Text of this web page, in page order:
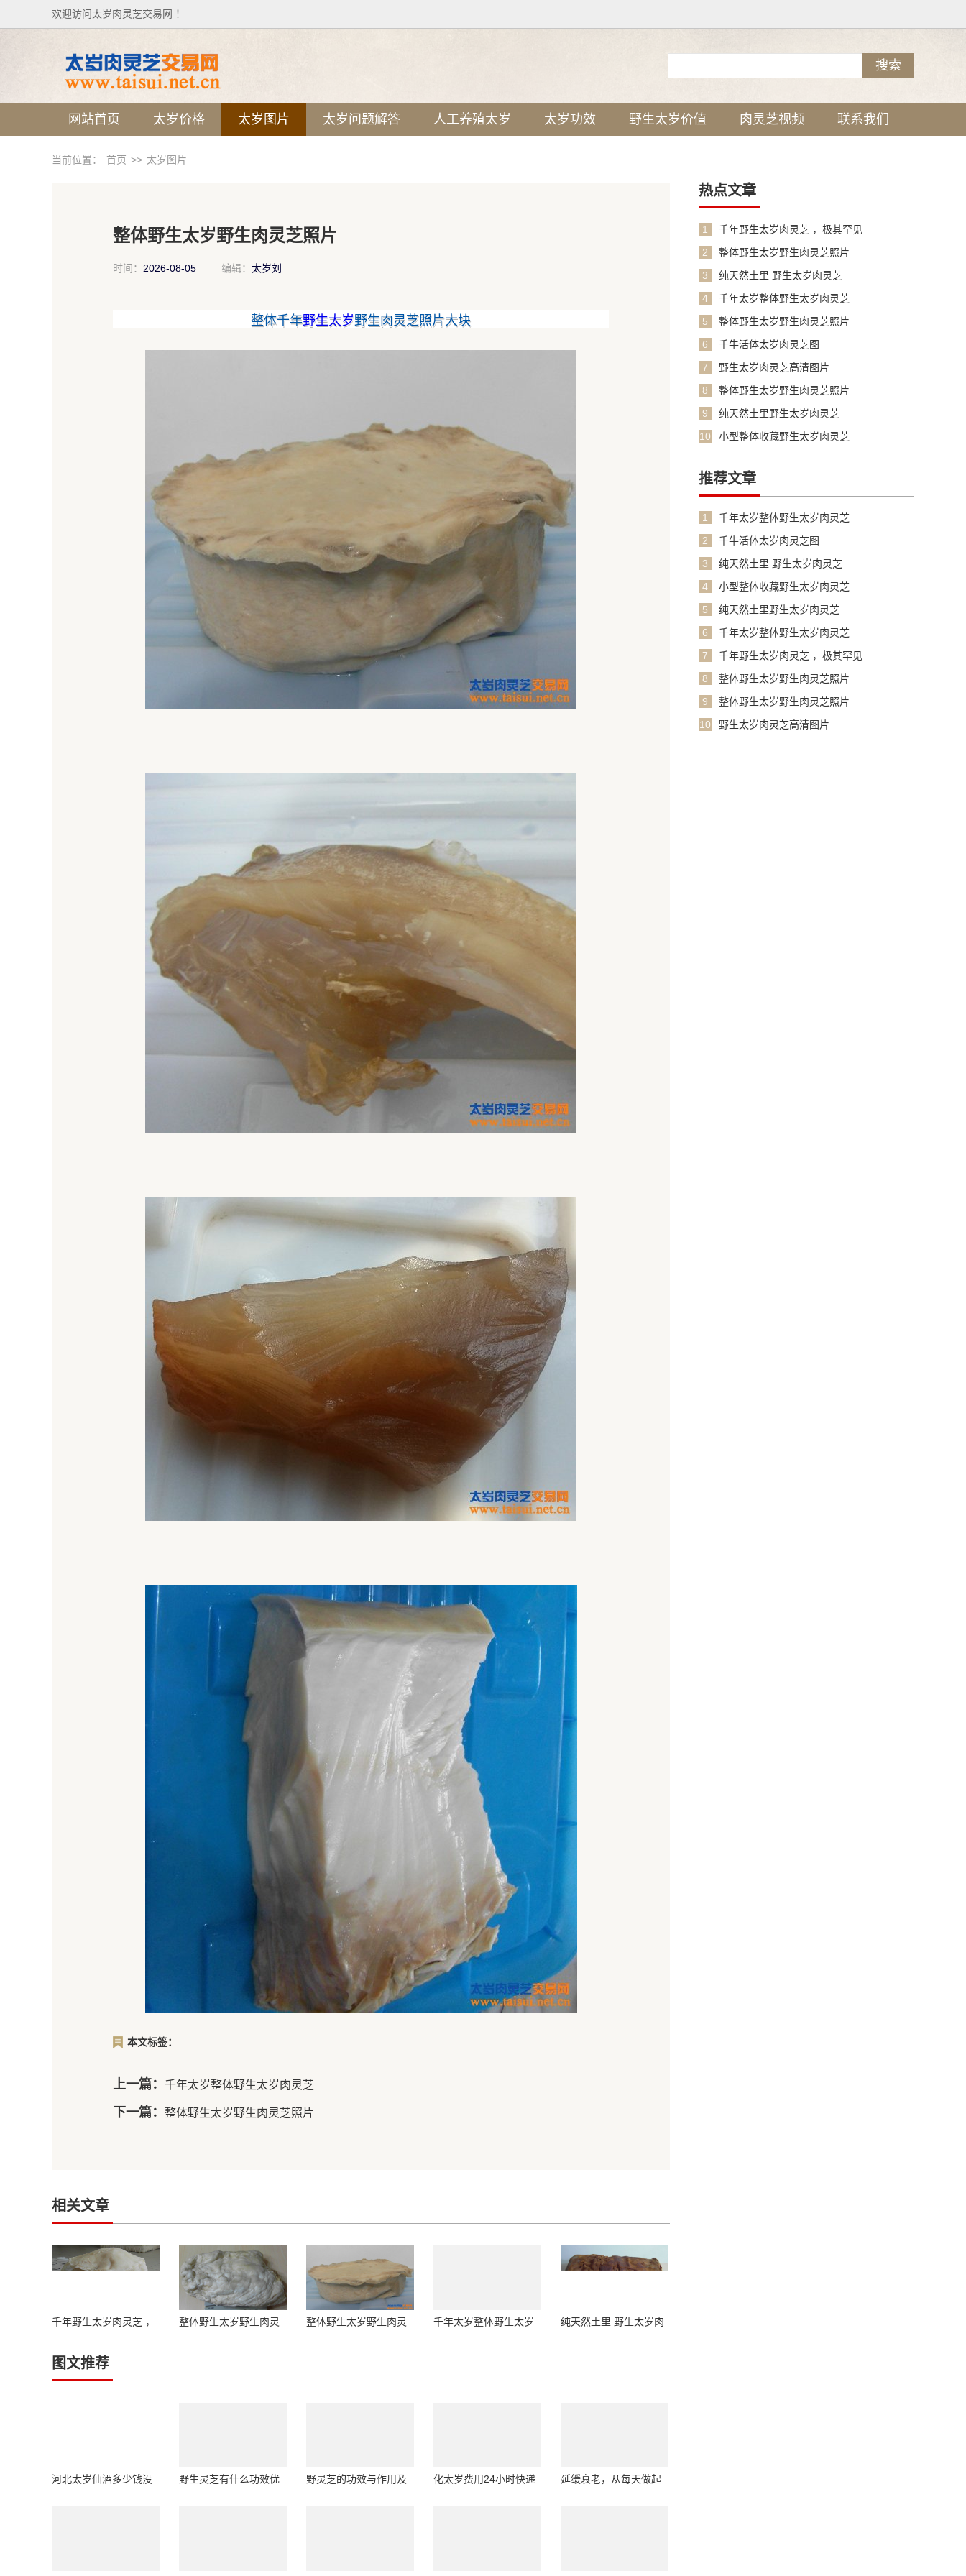
欢迎访问太岁肉灵芝交易网 ！
网站首页 太岁价格 太岁图片 太岁问题解答 人工养殖太岁 太岁功效 野生太岁价值 肉灵芝视频 联系我们
当前位置： 首页 >> 太岁图片
整体野生太岁野生肉灵芝照片
时间： 2026-08-05 编辑： 太岁刘
整体千年野生太岁野生肉灵芝照片大块
本文标签：
上一篇： 千年太岁整体野生太岁肉灵芝
下一篇： 整体野生太岁野生肉灵芝照片
相关文章
千年野生太岁肉灵芝 ，
整体野生太岁野生肉灵
整体野生太岁野生肉灵
千年太岁整体野生太岁
纯天然土里 野生太岁肉
图文推荐
河北太岁仙酒多少钱没
野生灵芝有什么功效优
野灵芝的功效与作用及
化太岁费用24小时快递
延缓衰老，从每天做起
热点文章
1
千年野生太岁肉灵芝 ，极其罕见
2
整体野生太岁野生肉灵芝照片
3
纯天然土里 野生太岁肉灵芝
4
千年太岁整体野生太岁肉灵芝
5
整体野生太岁野生肉灵芝照片
6
千牛活体太岁肉灵芝图
7
野生太岁肉灵芝高清图片
8
整体野生太岁野生肉灵芝照片
9
纯天然土里野生太岁肉灵芝
10
小型整体收藏野生太岁肉灵芝
推荐文章
1
千年太岁整体野生太岁肉灵芝
2
千牛活体太岁肉灵芝图
3
纯天然土里 野生太岁肉灵芝
4
小型整体收藏野生太岁肉灵芝
5
纯天然土里野生太岁肉灵芝
6
千年太岁整体野生太岁肉灵芝
7
千年野生太岁肉灵芝 ，极其罕见
8
整体野生太岁野生肉灵芝照片
9
整体野生太岁野生肉灵芝照片
10
野生太岁肉灵芝高清图片